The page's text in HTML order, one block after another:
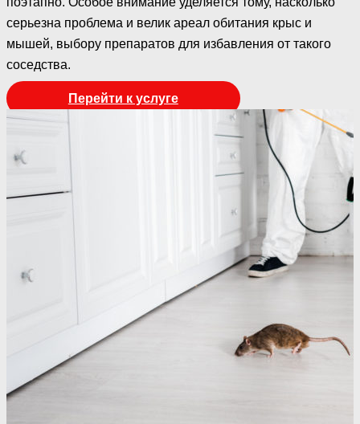
серьезна проблема и велик ареал обитания крыс и
мышей, выбору препаратов для избавления от такого
соседства.
Перейти к услуге